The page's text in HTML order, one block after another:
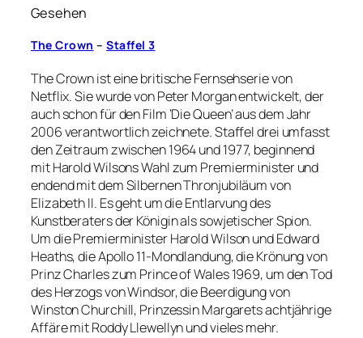
Gesehen
The Crown – Staffel 3
The Crown ist eine britische Fernsehserie von
Netflix. Sie wurde von Peter Morgan entwickelt, der
auch schon für den Film ‘Die Queen’ aus dem Jahr
2006 verantwortlich zeichnete. Staffel drei umfasst
den Zeitraum zwischen 1964 und 1977, beginnend
mit Harold Wilsons Wahl zum Premierminister und
endend mit dem Silbernen Thronjubiläum von
Elizabeth II. Es geht um die Entlarvung des
Kunstberaters der Königin als sowjetischer Spion.
Um die Premierminister Harold Wilson und Edward
Heaths, die Apollo 11-Mondlandung, die Krönung von
Prinz Charles zum Prince of Wales 1969, um den Tod
des Herzogs von Windsor, die Beerdigung von
Winston Churchill, Prinzessin Margarets achtjährige
Affäre mit Roddy Llewellyn und vieles mehr.